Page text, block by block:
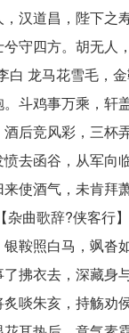
汉道昌，陛下之
守四方。胡无人
白 龙马花雪毛，
斗鸡事万乘，轩
后竞风彩，三杯
去函谷，从军向
使酒气，未肯拜
杂曲歌辞?侠客行
鞍照白马，飒沓
拂衣去，深藏身
啖朱亥，持觞劝